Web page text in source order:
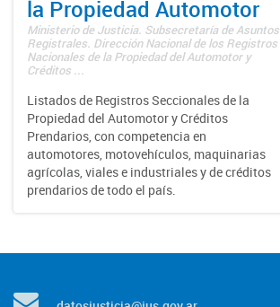
la Propiedad Automotor
Ministerio de Justicia. Subsecretaría de Asuntos
Registrales. Dirección Nacional de los Registros
Nacionales de la Propiedad del Automotor y
Créditos ...
Listados de Registros Seccionales de la
Propiedad del Automotor y Créditos
Prendarios, con competencia en
automotores, motovehículos, maquinarias
agrícolas, viales e industriales y de créditos
prendarios de todo el país.